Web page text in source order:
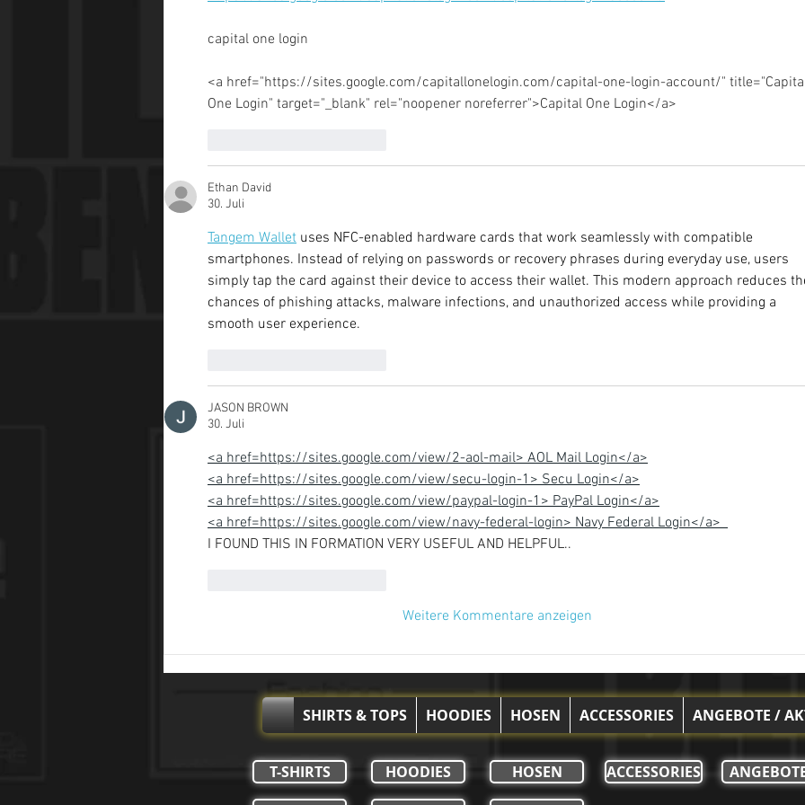
capital one login
<a href="https://sites.google.com/capitallonelogin.com/capital-one-login-account/"
One Login" target="_blank" rel="noopener noreferrer">Capital One Login</a>
Ethan David
30. Juli
Tangem Wallet uses NFC-enabled hardware cards that work seamlessly with compatible
smartphones. Instead of relying on passwords or recovery phrases during everyday use, users
simply tap the card against their device to access their wallet. This modern approach reduces
chances of phishing attacks, malware infections, and unauthorized access while providing a
smooth user experience.
JASON BROWN
30. Juli
<a href=https://sites.google.com/view/2-aol-mail> AOL Mail Login</a>
<a href=https://sites.google.com/view/secu-login-1> Secu Login</a>
<a href=https://sites.google.com/view/paypal-login-1> PayPal Login</a>
<a href=https://sites.google.com/view/navy-federal-login> Navy Federal Login</a>
I FOUND THIS IN FORMATION VERY USEFUL AND HELPFUL..
Weitere Kommentare anzeigen
SHIRTS & TOPS HOODIES HOSEN ACCESSORIES ANGEBOTE /
T-SHIRTS
HOODIES
HOSEN ACCESSORIES